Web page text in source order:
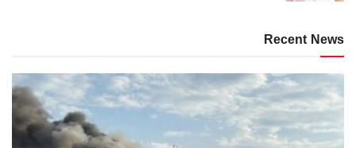
Recent News